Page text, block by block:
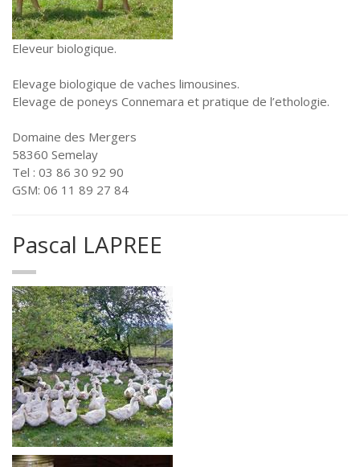
Eleveur biologique.
Elevage biologique de vaches limousines.
Elevage de poneys Connemara et pratique de l’ethologie.
Domaine des Mergers
58360 Semelay
Tel : 03 86 30 92 90
GSM: 06 11 89 27 84
Pascal LAPREE